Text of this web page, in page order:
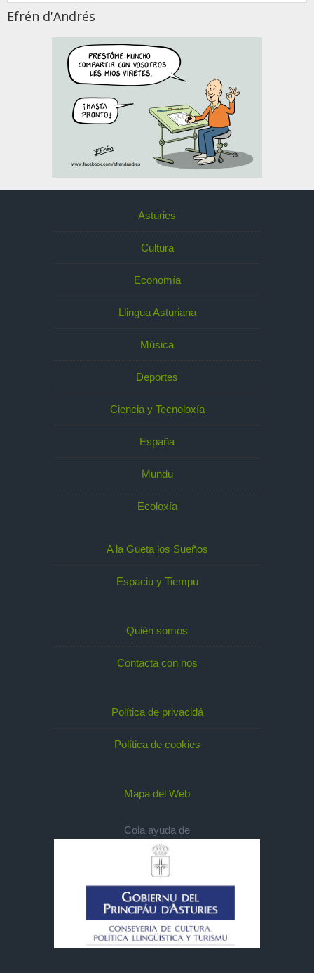
Efrén d'Andrés
Asturies
Cultura
Economía
Llingua Asturiana
Música
Deportes
Ciencia y Tecnoloxía
España
Mundu
Ecoloxía
A la Gueta los Sueños
Espaciu y Tiempu
Quién somos
Contacta con nos
Política de privacidá
Política de cookies
Mapa del Web
Cola ayuda de